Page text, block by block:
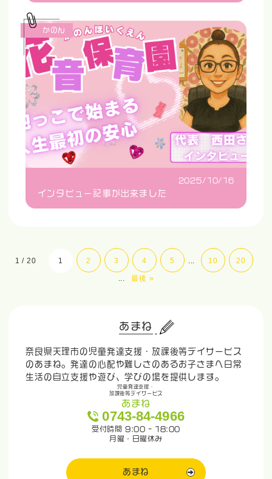
2025/10/16
インタビュー記事が出来ました
かのん
1 / 20 1 2 3 4 5 ... 10 20
... 最後 »
あまね
奈良県天理市の児童発達支援・放課後等デイサービス
のあまね。発達の心配や難しさのあるお子さまへ日常
生活の自立支援や遊び、学びの場を提供します。
児童発達支援・
放課後等デイサービス
あまね
0743-84-4966
受付時間 9:00 - 18:00
月曜・日曜休み
あまね